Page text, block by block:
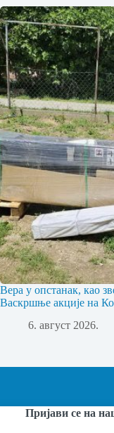
Вера у опстанак, као
Васкршње акције на
6. август 2026.
Пријави се на